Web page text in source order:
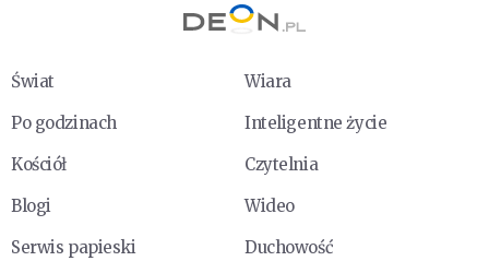
Świat
Wiara
Po godzinach
Inteligentne życie
Kościół
Czytelnia
Blogi
Wideo
Serwis papieski
Duchowość